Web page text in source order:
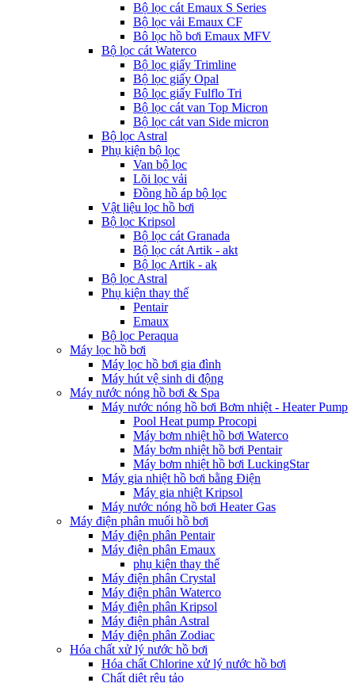
Bộ lọc cát Emaux S Series
Bộ lọc vải Emaux CF
Bô lọc hồ bơi Emaux MFV
Bộ lọc cát Waterco
Bộ lọc giấy Trimline
Bộ lọc giấy Opal
Bộ lọc giấy Fulflo Tri
Bộ lọc cát van Top Micron
Bộ lọc cát van Side micron
Bộ lọc Astral
Phụ kiện bộ lọc
Van bộ lọc
Lõi lọc vải
Đồng hồ áp bộ lọc
Vật liệu lọc hồ bơi
Bộ lọc Kripsol
Bộ lọc cát Granada
Bộ lọc cát Artik - akt
Bộ lọc Artik - ak
Bộ lọc Astral
Phụ kiện thay thế
Pentair
Emaux
Bộ lọc Peraqua
Máy lọc hồ bơi
Máy lọc hồ bơi gia đình
Máy hút vệ sinh di động
Máy nước nóng hồ bơi & Spa
Máy nước nóng hồ bơi Bơm nhiệt - Heater Pump
Pool Heat pump Procopi
Máy bơm nhiệt hồ bơi Waterco
Máy bơm nhiệt hồ bơi Pentair
Máy bơm nhiệt hồ bơi LuckingStar
Máy gia nhiệt hồ bơi bằng Điện
Máy gia nhiệt Kripsol
Máy nước nóng hồ bơi Heater Gas
Máy điện phân muối hồ bơi
Máy điện phân Pentair
Máy điện phân Emaux
phụ kiện thay thế
Máy điện phân Crystal
Máy điện phân Waterco
Máy điện phân Kripsol
Máy điện phân Astral
Máy điện phân Zodiac
Hóa chất xử lý nước hồ bơi
Hóa chất Chlorine xử lý nước hồ bơi
Chất diệt rêu tảo